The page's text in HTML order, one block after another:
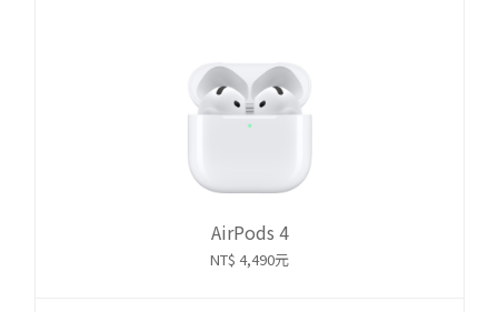
AirPods 4
NT$ 4,490元